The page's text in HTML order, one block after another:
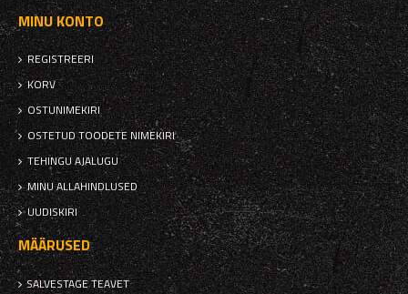
MINU KONTO
REGISTREERI
KORV
OSTUNIMEKIRI
OSTETUD TOODETE NIMEKIRI
TEHINGU AJALUGU
MINU ALLAHINDLUSED
UUDISKIRI
MÄÄRUSED
SALVESTAGE TEAVET